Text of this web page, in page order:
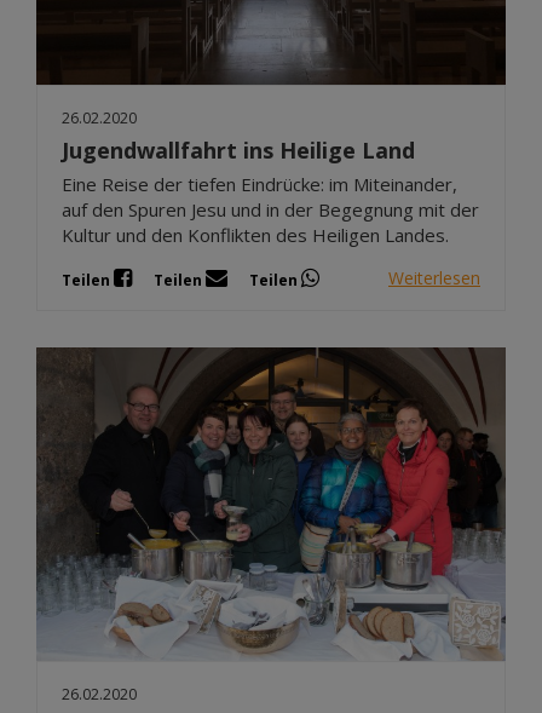
26.02.2020
Jugendwallfahrt ins Heilige Land
Eine Reise der tiefen Eindrücke: im Miteinander,
auf den Spuren Jesu und in der Begegnung mit der
Kultur und den Konflikten des Heiligen Landes.
Teilen Teilen Teilen Weiterlesen
26.02.2020